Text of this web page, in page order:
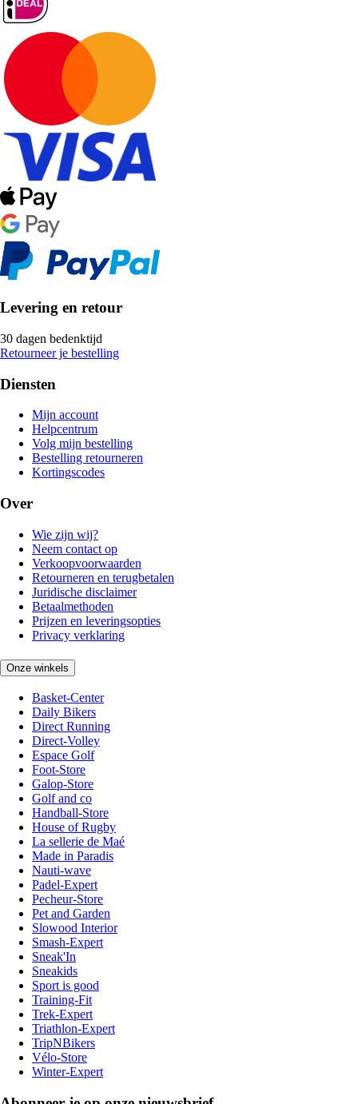
Levering en retour
30 dagen bedenktijd
Retourneer je bestelling
Diensten
Mijn account
Helpcentrum
Volg mijn bestelling
Bestelling retourneren
Kortingscodes
Over
Wie zijn wij?
Neem contact op
Verkoopvoorwaarden
Retourneren en terugbetalen
Juridische disclaimer
Betaalmethoden
Prijzen en leveringsopties
Privacy verklaring
Onze winkels
Basket-Center
Daily Bikers
Direct Running
Direct-Volley
Espace Golf
Foot-Store
Galop-Store
Golf and co
Handball-Store
House of Rugby
La sellerie de Maé
Made in Paradis
Nauti-wave
Padel-Expert
Pecheur-Store
Pet and Garden
Slowood Interior
Smash-Expert
Sneak'In
Sneakids
Sport is good
Training-Fit
Trek-Expert
Triathlon-Expert
TripNBikers
Vélo-Store
Winter-Expert